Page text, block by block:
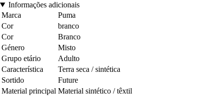
Informações adicionais
Marca
Puma
Cor
branco
Cor
Branco
Género
Misto
Grupo etário
Adulto
Característica
Terra seca / sintética
Sortido
Future
Material principal Material sintético / têxtil